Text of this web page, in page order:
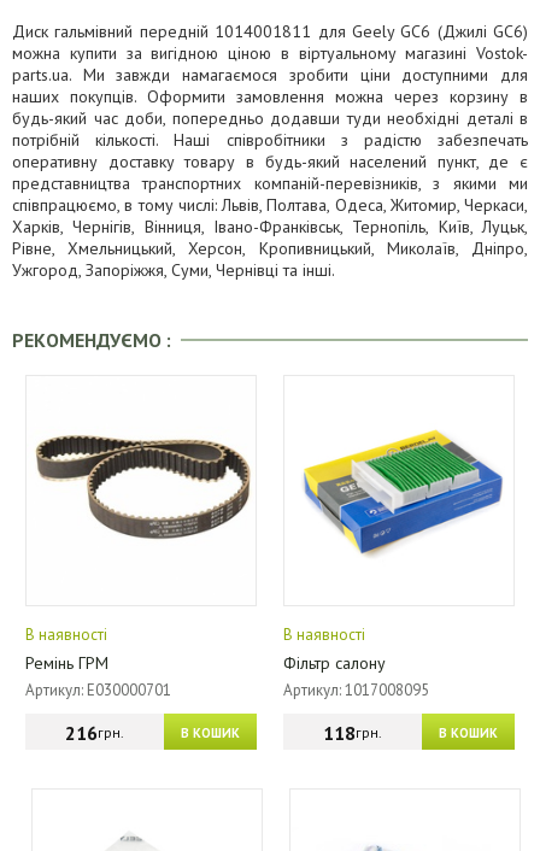
Диск гальмівний передній 1014001811 для Geely GC6 (Джилі GC6)
можна купити за вигідною ціною в віртуальному магазині Vostok-
parts.ua. Ми завжди намагаємося зробити ціни доступними для
наших покупців. Оформити замовлення можна через корзину в
будь-який час доби, попередньо додавши туди необхідні деталі в
потрібній кількості. Наші співробітники з радістю забезпечать
оперативну доставку товару в будь-який населений пункт, де є
представництва транспортних компаній-перевізників, з якими ми
співпрацюємо, в тому числі: Львів, Полтава, Одеса, Житомир, Черкаси,
Харків, Чернігів, Вінниця, Івано-Франківськ, Тернопіль, Київ, Луцьк,
Рівне, Хмельницький, Херсон, Кропивницький, Миколаїв, Дніпро,
Ужгород, Запоріжжя, Суми, Чернівці та інші.
РЕКОМЕНДУЄМО :
В наявності
Ремінь ГРМ
Артикул: E030000701
В КОШИК
216грн.
В наявності
Фільтр салону
Артикул: 1017008095
В КОШИК
118грн.